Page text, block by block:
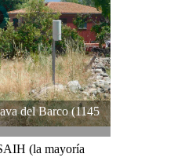
del Barco (1145
(la mayoría